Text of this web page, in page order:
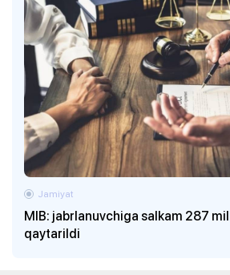
MIB: jabrlanuvchiga salkam 287
qaytarildi
Jamiyat